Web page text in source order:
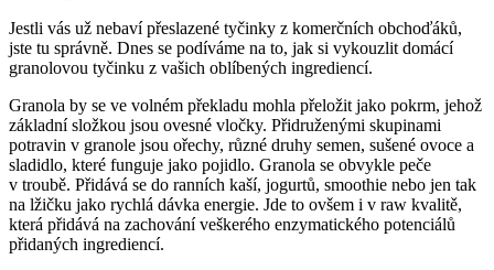
Jestli vás už nebaví přeslazené tyčinky z komerčních obchoďáků,
jste tu správně. Dnes se podíváme na to, jak si vykouzlit domácí
granolovou tyčinku z vašich oblíbených ingrediencí.
Granola by se ve volném překladu mohla přeložit jako pokrm, jehož
základní složkou jsou ovesné vločky. Přidruženými skupinami
potravin v granole jsou ořechy, různé druhy semen, sušené ovoce a
sladidlo, které funguje jako pojidlo. Granola se obvykle peče
v troubě. Přidává se do ranních kaší, jogurtů, smoothie nebo jen tak
na lžičku jako rychlá dávka energie. Jde to ovšem i v raw kvalitě,
která přidává na zachování veškerého enzymatického potenciálů
přidaných ingrediencí.